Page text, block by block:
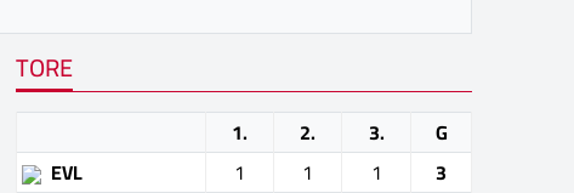
TORE
1. 2. 3.
G
EVL
1 1 1
3